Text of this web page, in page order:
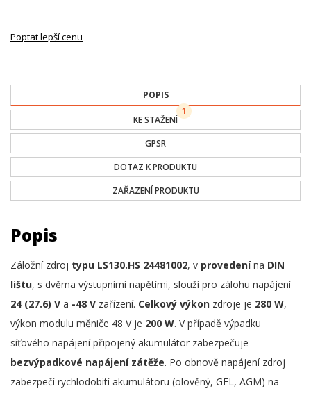
Poptat lepší cenu
POPIS
KE STAŽENÍ
1
GPSR
DOTAZ K PRODUKTU
ZAŘAZENÍ PRODUKTU
Popis
Záložní zdroj typu LS130.HS 24481002, v provedenína DIN
lištu, s dvěma výstupními napětími, slouží pro zálohu napájení
24 (27.6) V a -48 V zařízení. Celkový výkon zdroje je 280 W,
výkon modulu měniče 48 V je 200 W. V případě výpadku
síťového napájení připojený akumulátor zabezpečuje
bezvýpadkové napájení zátěže. Po obnově napájení zdroj
zabezpečí rychlodobití akumulátoru (olověný, GEL, AGM) na